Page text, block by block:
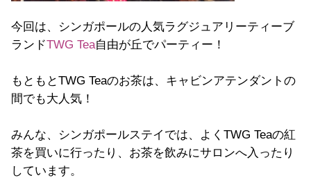
今回は、シンガポールの人気ラグジュアリーティーブ
ランドTWG Tea自由が丘でパーティー！
もともとTWG Teaのお茶は、キャビンアテンダントの
間でも大人気！
みんな、シンガポールステイでは、よくTWG Teaの紅
茶を買いに行ったり、お茶を飲みにサロンへ入ったり
しています。